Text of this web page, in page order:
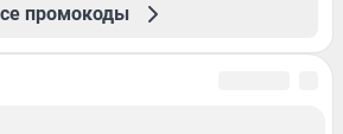
промокоды